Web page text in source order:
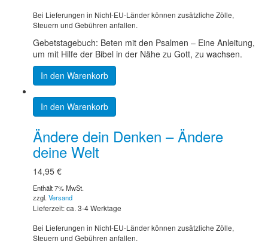
Bei Lieferungen in Nicht-EU-Länder können zusätzliche Zölle,
Steuern und Gebühren anfallen.
Gebetstagebuch: Beten mit den Psalmen – Eine Anleitung,
um mit Hilfe der Bibel in der Nähe zu Gott, zu wachsen.
In den Warenkorb
In den Warenkorb
Ändere dein Denken – Ändere
deine Welt
14,95 €
Enthält 7% MwSt.
zzgl.Versand
Lieferzeit: ca. 3-4 Werktage
Bei Lieferungen in Nicht-EU-Länder können zusätzliche Zölle,
Steuern und Gebühren anfallen.